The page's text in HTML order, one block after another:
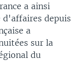
a ainsi
depuis
a
sur la
du